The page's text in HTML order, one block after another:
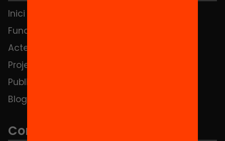
Inici
Fundació
Actes
Projectes
Publicacions i vídeos
Blog
Contacte